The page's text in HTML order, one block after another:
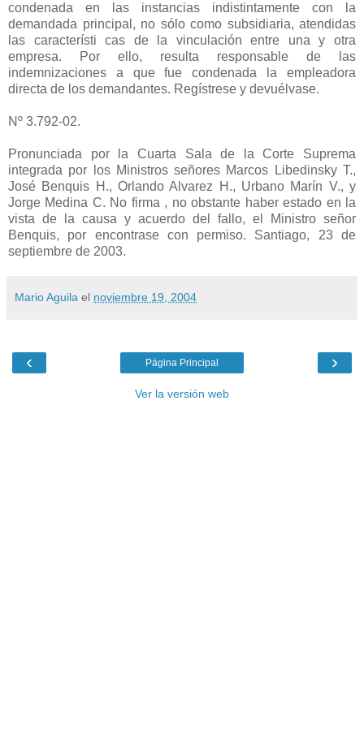
condenada en las instancias indistintamente con la
demandada principal, no sólo como subsidiaria, atendidas
las característi cas de la vinculación entre una y otra
empresa. Por ello, resulta responsable de las
indemnizaciones a que fue condenada la empleadora
directa de los demandantes. Regístrese y devuélvase.
Nº 3.792-02.
Pronunciada por la Cuarta Sala de la Corte Suprema
integrada por los Ministros señores Marcos Libedinsky T.,
José Benquis H., Orlando Alvarez H., Urbano Marín V., y
Jorge Medina C. No firma , no obstante haber estado en la
vista de la causa y acuerdo del fallo, el Ministro señor
Benquis, por encontrase con permiso. Santiago, 23 de
septiembre de 2003.
Mario Aguila el noviembre 19, 2004
‹ ›
Página Principal
Ver la versión web